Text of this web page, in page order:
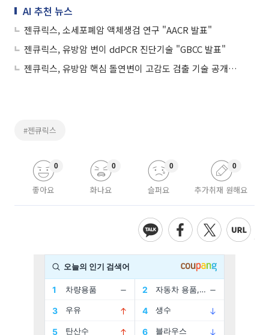
AI 추천 뉴스
젠큐릭스, 소세포폐암 액체생검 연구 "AACR 발표"
젠큐릭스, 유방암 변이 ddPCR 진단기술 "GBCC 발표"
젠큐릭스, 유방암 핵심 돌연변이 고감도 검출 기술 공개…정밀진단 활용성 부각
#젠큐릭스
좋아요
0
화나요
0
슬퍼요
0
추가취재 원해요
0